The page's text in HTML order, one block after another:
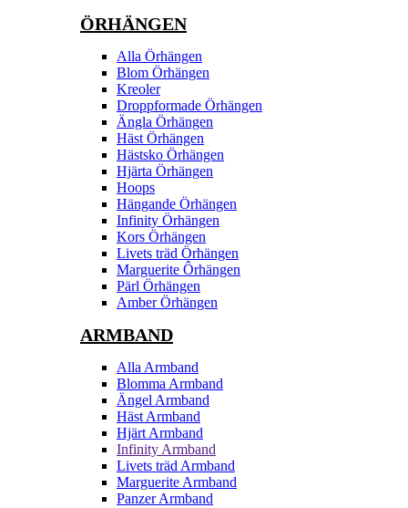
ÖRHÄNGEN
Alla Örhängen
Blom Örhängen
Kreoler
Droppformade Örhängen
Ängla Örhängen
Häst Örhängen
Hästsko Örhängen
Hjärta Örhängen
Hoops
Hängande Örhängen
Infinity Örhängen
Kors Örhängen
Livets träd Örhängen
Marguerite Ôrhängen
Pärl Örhängen
Amber Örhängen
ARMBAND
Alla Armband
Blomma Armband
Ängel Armband
Häst Armband
Hjärt Armband
Infinity Armband
Livets träd Armband
Marguerite Armband
Panzer Armband